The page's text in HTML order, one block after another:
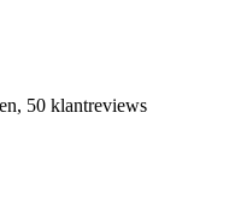
50 klantreviews